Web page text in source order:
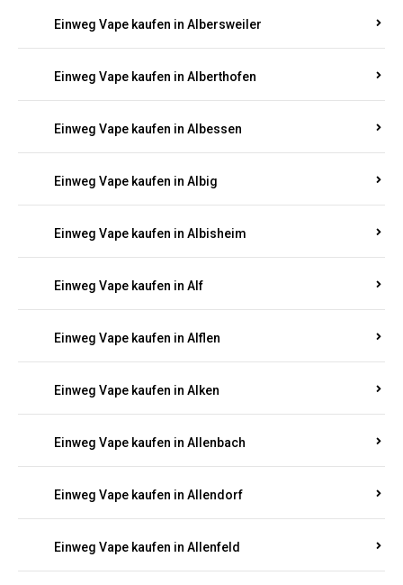
Einweg Vape kaufen in Albersweiler
Einweg Vape kaufen in Alberthofen
Einweg Vape kaufen in Albessen
Einweg Vape kaufen in Albig
Einweg Vape kaufen in Albisheim
Einweg Vape kaufen in Alf
Einweg Vape kaufen in Alflen
Einweg Vape kaufen in Alken
Einweg Vape kaufen in Allenbach
Einweg Vape kaufen in Allendorf
Einweg Vape kaufen in Allenfeld